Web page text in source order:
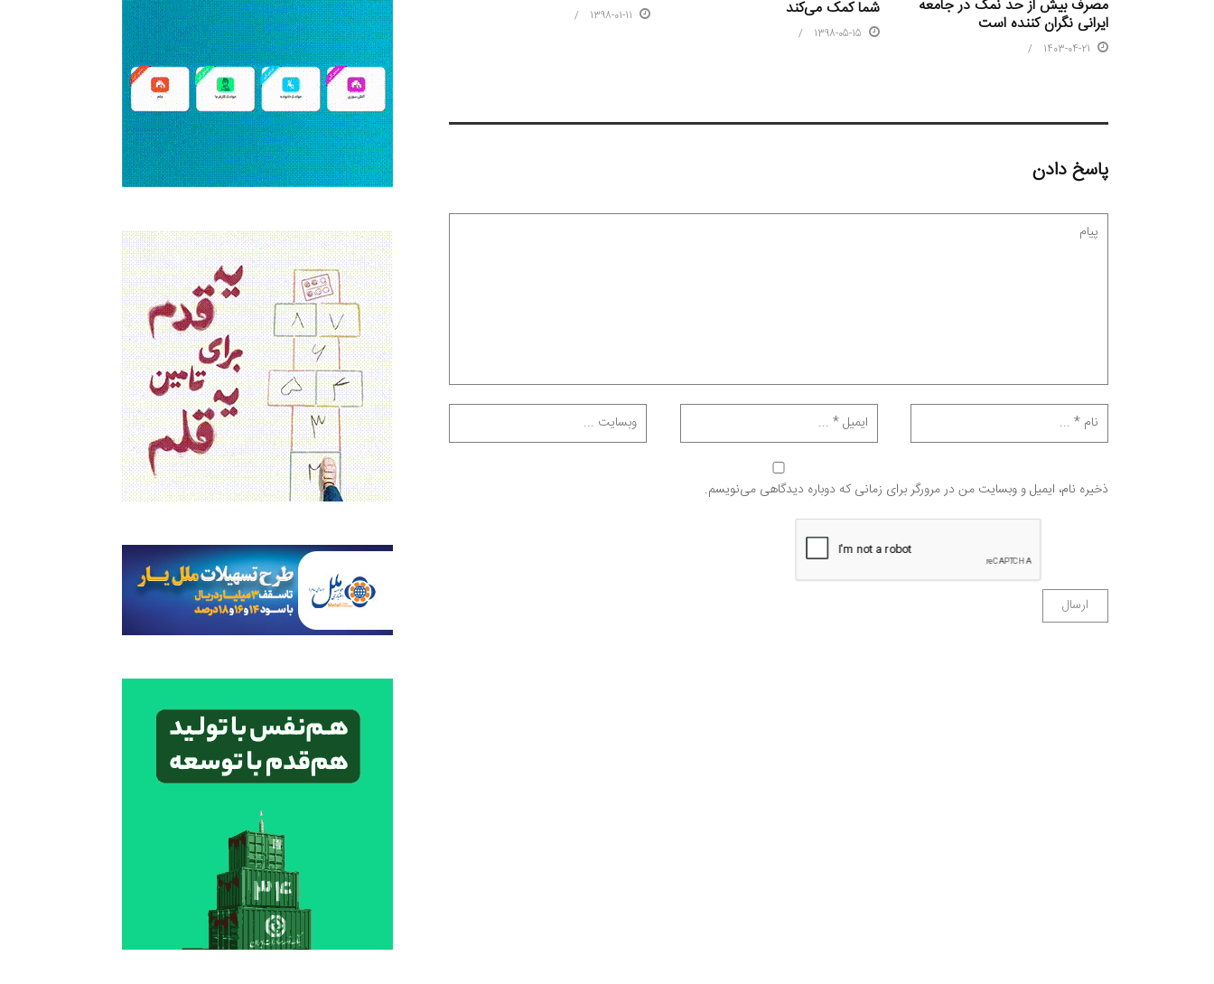
مصرف بیش از حد نمک در جامعه
ایرانی نگران کننده است
1403-04-21
شما کمک می‌کند
1398-05-15
1398-01-11
پاسخ دادن
ذخیره نام، ایمیل و وبسایت من در مرورگر برای زمانی که دوباره دیدگاهی می‌نویسم.